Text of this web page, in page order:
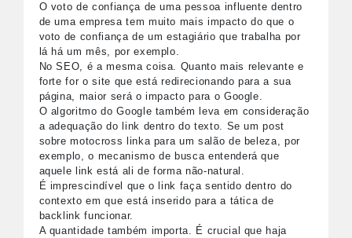
O voto de confiança de uma pessoa influente dentro
de uma empresa tem muito mais impacto do que o
voto de confiança de um estagiário que trabalha por
lá há um mês, por exemplo.
No SEO, é a mesma coisa. Quanto mais relevante e
forte for o site que está redirecionando para a sua
página, maior será o impacto para o Google.
O algoritmo do Google também leva em consideração
a adequação do link dentro do texto. Se um post
sobre motocross linka para um salão de beleza, por
exemplo, o mecanismo de busca entenderá que
aquele link está ali de forma não-natural.
É imprescindível que o link faça sentido dentro do
contexto em que está inserido para a tática de
backlink funcionar.
A quantidade também importa. É crucial que haja